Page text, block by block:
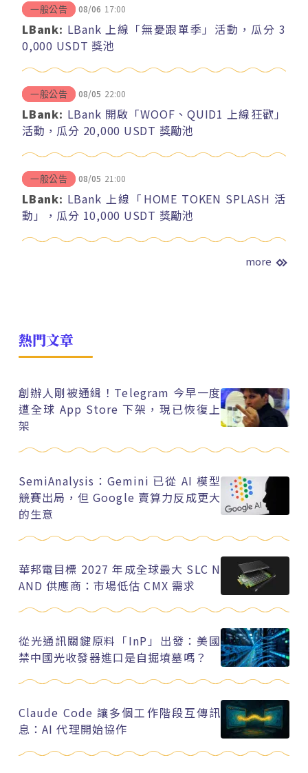
一般公告 08/06 17:00
LBank: LBank 上線「無憂跟單季」活動，瓜分 3
0,000 USDT 獎池
一般公告 08/05 22:00
LBank: LBank 開啟「WOOF、QUID1 上線狂歡」
活動，瓜分 20,000 USDT 獎勵池
一般公告 08/05 21:00
LBank: LBank 上線「HOME TOKEN SPLASH 活
動」，瓜分 10,000 USDT 獎勵池
more
熱門文章
創辦人剛被通緝！Telegram 今早一度
遭全球 App Store 下架，現已恢復上
架
SemiAnalysis：Gemini 已從 AI 模型
競賽出局，但 Google 賣算力反成更大
的生意
華邦電目標 2027 年成全球最大 SLC N
AND 供應商：市場低估 CMX 需求
從光通訊關鍵原料「InP」出發：美國
禁中國光收發器進口是自掘墳墓嗎？
Claude Code 讓多個工作階段互傳訊
息：AI 代理開始協作